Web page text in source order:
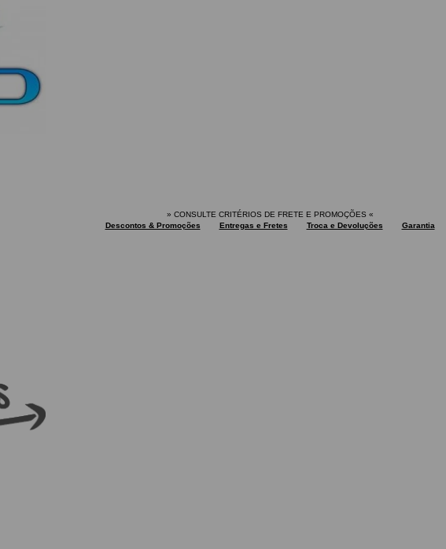
» CONSULTE CRITÉRIOS DE FRETE E PROMOÇÕES «
Descontos & Promoções
Entregas e Fretes Troca e Devoluções Garantia